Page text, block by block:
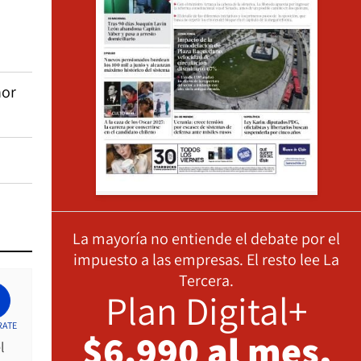
La mayoría no entiende el debate por el
impuesto a las empresas. El resto lee La
Tercera.
Plan Digital+
$6.990 al mes,